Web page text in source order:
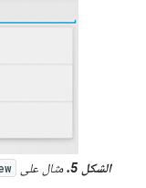
الشكل 5. مثال على